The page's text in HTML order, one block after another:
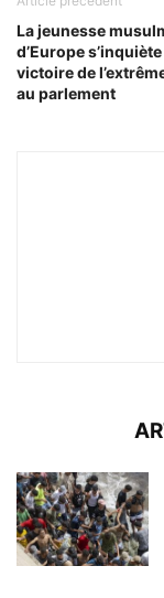
La jeunesse
d’Europe
victoire de
au parlement